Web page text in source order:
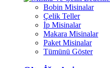
Bobin Misinalar
Çelik Teller
İp Misinalar
Makara Misinalar
Paket Misinalar
Tümünü Göster